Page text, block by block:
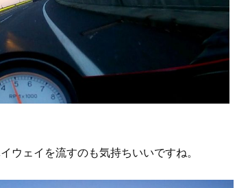
ウェイを流すのも気持ちいいですね。